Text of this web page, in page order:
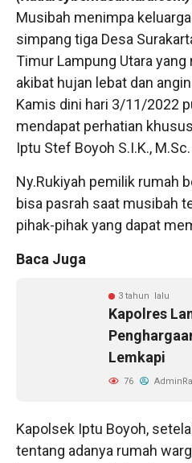
Musibah menimpa
simpang tiga Desa
Timur Lampung Utara
akibat hujan lebat dan
Kamis dini hari 3/11/2022
mendapat perhatian
Iptu Stef Boyoh S.I.K., M.Sc.
Ny.Rukiyah pemilik rumah
bisa pasrah saat musibah
pihak-pihak yang dapat
Baca Juga
3 tahun lalu
Kapolres
Lemkapi
76
Kapolsek Iptu Boyoh,
tentang adanya rumah